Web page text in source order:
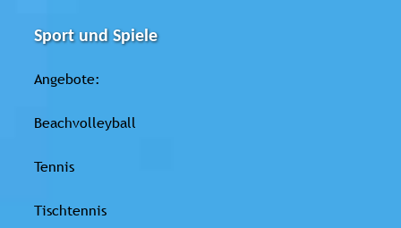
Sport und Spiele
Angebote:
Beachvolleyball
Tennis
Tischtennis